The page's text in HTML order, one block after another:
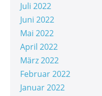
Juli 2022
Juni 2022
Mai 2022
April 2022
März 2022
Februar 2022
Januar 2022